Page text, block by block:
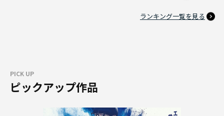
ランキング一覧を見る
PICK UP
ピックアップ作品